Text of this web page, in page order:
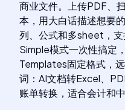
商业文件。上传PDF、
本，用大白话描述想要
列、公式和多sheet，支
Simple模式一次性搞定
Templates固定格式，
词：AI文档转Excel、
账单转换，适合会计和中